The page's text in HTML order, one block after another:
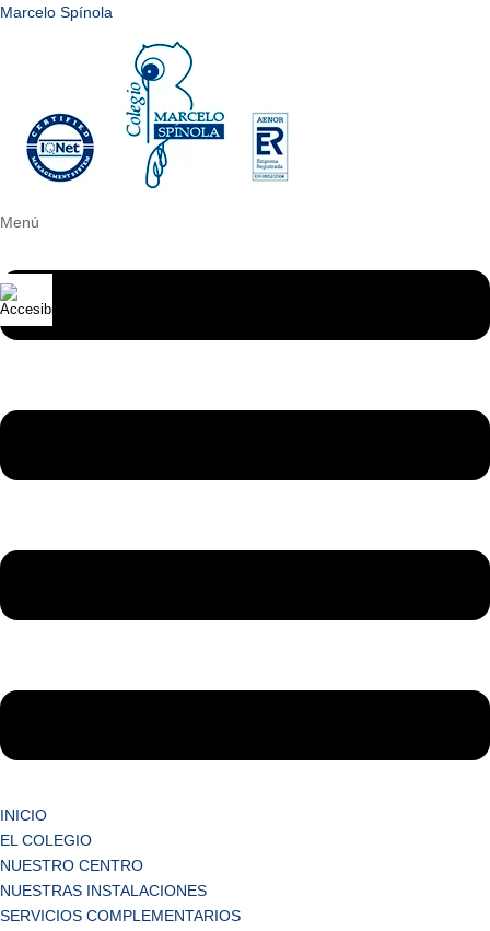
Marcelo Spínola
Menú
INICIO
EL COLEGIO
NUESTRO CENTRO
NUESTRAS INSTALACIONES
SERVICIOS COMPLEMENTARIOS